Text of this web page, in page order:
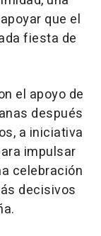
que el
fiesta de
el apoyo de
después
a iniciativa
impulsar
celebración
decisivos